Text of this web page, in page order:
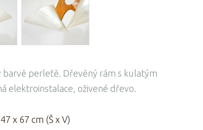
perleťě. Dřevěný rám s kulatým
elektroinstalace, oživené dřevo.
47 x 67 cm (Š x V)